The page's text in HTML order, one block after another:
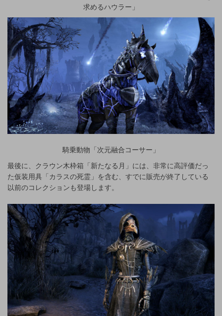
求めるハウラー」
騎乗動物「次元融合コーサー」
最後に、クラウン木枠箱「新たなる月」には、非常に高評価だっ
た仮装用具「カラスの死霊」を含む、すでに販売が終了している
以前のコレクションも登場します。